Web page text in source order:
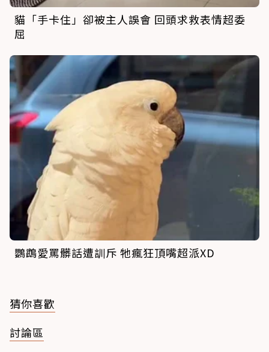
貓「手卡住」卻被主人誤會 回頭求救表情超委
屈
鸚鵡愛罵髒話遭訓斥 牠瘋狂頂嘴超派XD
猜你喜歡
討論區